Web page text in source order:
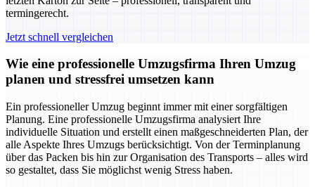
termingerecht.
Jetzt schnell vergleichen
Wie eine professionelle Umzugsfirma Ihren Umzug
planen und stressfrei umsetzen kann
Ein professioneller Umzug beginnt immer mit einer sorgfältigen
Planung. Eine professionelle Umzugsfirma analysiert Ihre
individuelle Situation und erstellt einen maßgeschneiderten Plan, der
alle Aspekte Ihres Umzugs berücksichtigt. Von der Terminplanung
über das Packen bis hin zur Organisation des Transports – alles wird
so gestaltet, dass Sie möglichst wenig Stress haben.